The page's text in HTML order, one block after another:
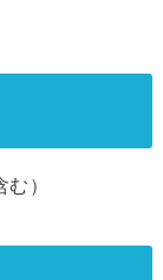
）